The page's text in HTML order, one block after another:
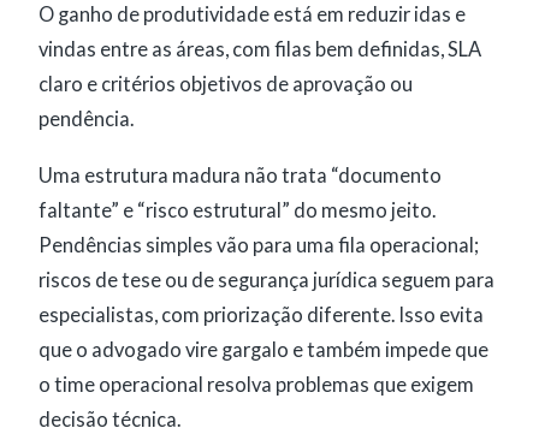
O ganho de produtividade está em reduzir idas e
vindas entre as áreas, com filas bem definidas, SLA
claro e critérios objetivos de aprovação ou
pendência.
Uma estrutura madura não trata “documento
faltante” e “risco estrutural” do mesmo jeito.
Pendências simples vão para uma fila operacional;
riscos de tese ou de segurança jurídica seguem para
especialistas, com priorização diferente. Isso evita
que o advogado vire gargalo e também impede que
o time operacional resolva problemas que exigem
decisão técnica.